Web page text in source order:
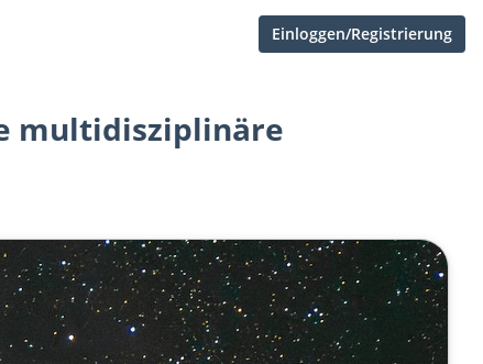
Einloggen/Registrierung
multidisziplinäre